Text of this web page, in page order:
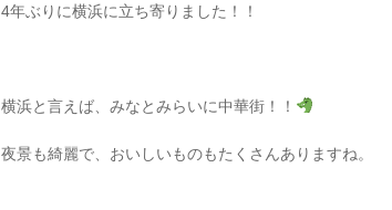
4年ぶりに横浜に立ち寄りました！！
横浜と言えば、みなとみらいに中華街！！
夜景も綺麗で、おいしいものもたくさんありますね。